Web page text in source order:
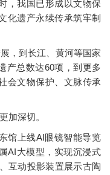
，我国已形成以文物保
化遗产永续传承筑牢制
，到长江、黄河等国家
产总数达60项，到更多
会文物保护、文脉传承
加深切。
上线AI眼镜智能导览
AI大模型，实现沉浸式
互动投影装置展示古陶